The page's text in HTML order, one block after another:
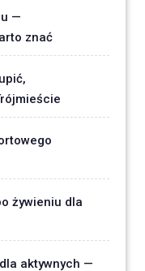
—
znać
żywieniu dla
aktywnych —